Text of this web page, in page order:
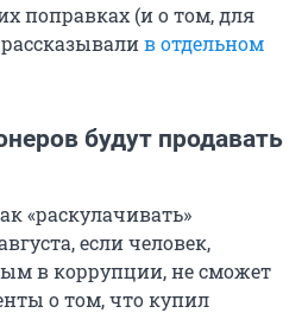
поправках (и о том, для
в отдельном
будут продавать
«раскулачивать»
если человек,
в коррупции, не сможет
о том, что купил